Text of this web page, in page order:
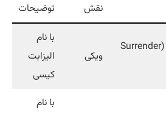
نقش توضیحات
(Surrender
ویکی
با نام
الیزابت
کیسی
با نام